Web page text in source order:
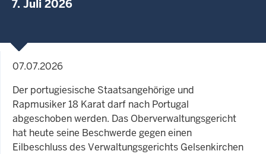
7. Juli 2026
07.07.2026
Der portugiesische Staatsangehörige und
Rapmusiker 18 Karat darf nach Portugal
abgeschoben werden. Das Oberverwaltungsgericht
hat heute seine Beschwerde gegen einen
Eilbeschluss des Verwaltungsgerichts Gelsenkirchen